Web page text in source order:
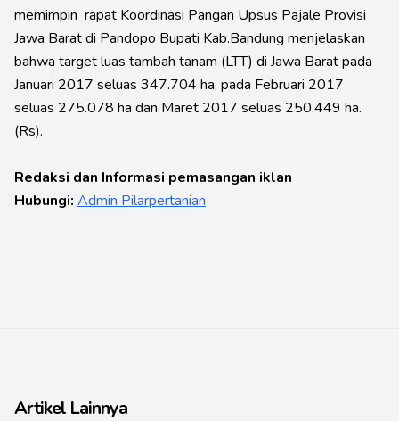
memimpin rapat Koordinasi Pangan Upsus Pajale Provisi
Jawa Barat di Pandopo Bupati Kab.Bandung menjelaskan
bahwa target luas tambah tanam (LTT) di Jawa Barat pada
Januari 2017 seluas 347.704 ha, pada Februari 2017
seluas 275.078 ha dan Maret 2017 seluas 250.449 ha.
(Rs).
Redaksi dan Informasi pemasangan iklan
Hubungi: Admin Pilarpertanian
Artikel Lainnya